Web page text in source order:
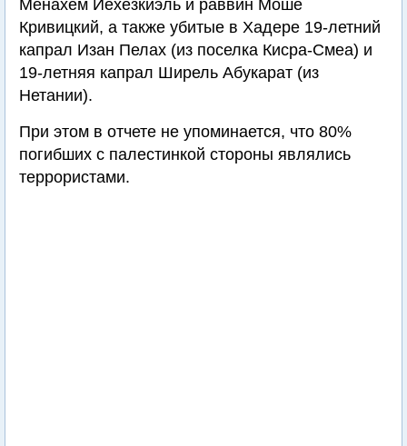
Менахем Йехезкиэль и раввин Моше
Кривицкий, а также убитые в Хадере 19-летний
капрал Изан Пелах (из поселка Кисра-Смеа) и
19-летняя капрал Ширель Абукарат (из
Нетании).
При этом в отчете не упоминается, что 80%
погибших с палестинкой стороны являлись
террористами.